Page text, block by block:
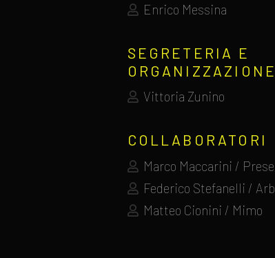
Enrico Messina
SEGRETERIA E
ORGANIZZAZIONE
Vittoria Zunino
COLLABORATORI
Marco Maccarini /
Federico Stefanelli /
Matteo Cionini / Mimo